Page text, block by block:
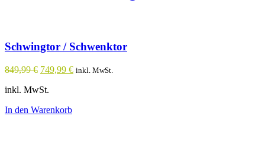
Schwingtor / Schwenktor
849,99€ Ursprünglicher
war:
749,99 €Aktueller
inkl. MwSt.
inkl. MwSt.
In den Warenkorb